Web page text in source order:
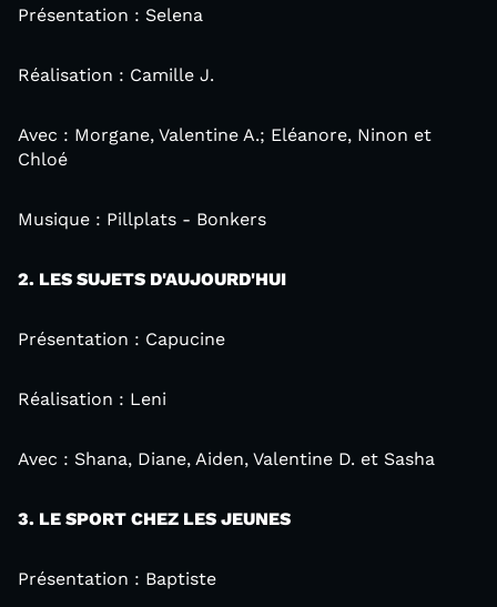
Présentation : Selena
Réalisation : Camille J.
Avec : Morgane, Valentine A.; Eléanore, Ninon et
Chloé
Musique : Pillplats - Bonkers
2. LES SUJETS D'AUJOURD'HUI
Présentation : Capucine
Réalisation : Leni
Avec : Shana, Diane, Aiden, Valentine D. et Sasha
3. LE SPORT CHEZ LES JEUNES
Présentation : Baptiste